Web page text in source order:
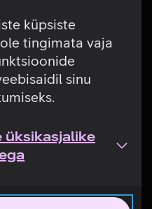
küpsiste
tingimata vaja
sinu
üksikasjalike
viga